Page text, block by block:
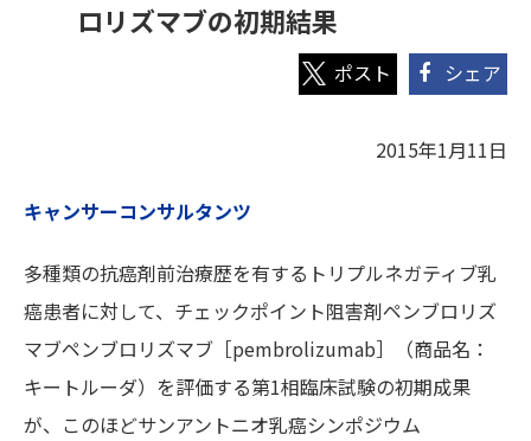
ロリズマブの初期結果
シェア
2015年1月11日
キャンサーコンサルタンツ
多種類の抗癌剤前治療歴を有するトリプルネガティブ乳
癌患者に対して、チェックポイント阻害剤ペンブロリズ
マブペンブロリズマブ［pembrolizumab］（商品名：
キートルーダ）を評価する第1相臨床試験の初期成果
が、このほどサンアントニオ乳癌シンポジウム